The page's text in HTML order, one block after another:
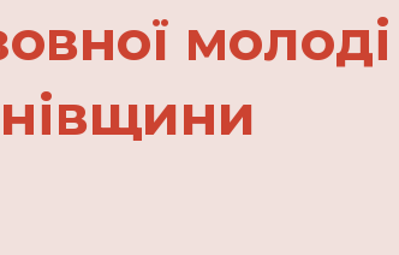
молоді